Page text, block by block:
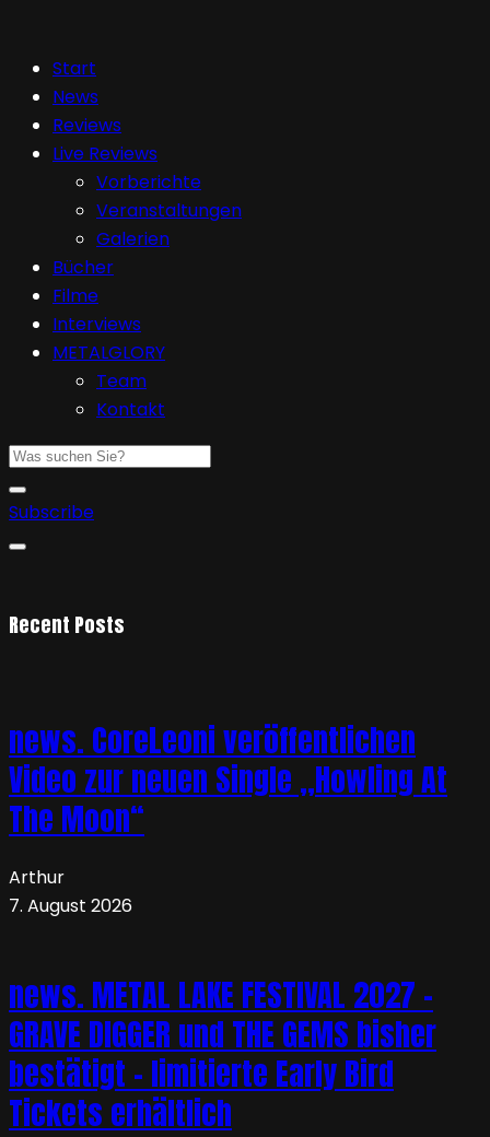
Start
News
Reviews
Live Reviews
Vorberichte
Veranstaltungen
Galerien
Bücher
Filme
Interviews
METALGLORY
Team
Kontakt
Subscribe
Recent Posts
news. CoreLeoni veröffentlichen
Video zur neuen Single „Howling At
The Moon“
Arthur
7. August 2026
news. METAL LAKE FESTIVAL 2027 –
GRAVE DIGGER und THE GEMS bisher
bestätigt – limitierte Early Bird
Tickets erhältlich